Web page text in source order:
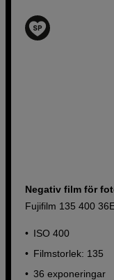
Negativ film för
Fujifilm 135 400
ISO 400
Filmstorlek: 135
36 exponeringar